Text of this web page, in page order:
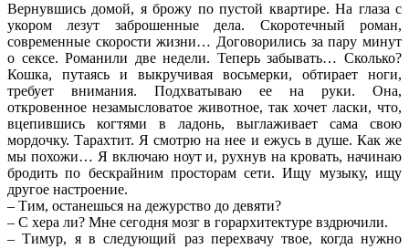
Вернувшись домой, я брожу по пустой квартире. На глаза с
укором лезут заброшенные дела. Скоротечный роман,
современные скорости жизни… Договорились за пару минут
о сексе. Романили две недели. Теперь забывать… Сколько?
Кошка, путаясь и выкручивая восьмерки, обтирает ноги,
требует внимания. Подхватываю ее на руки. Она,
откровенное незамысловатое животное, так хочет ласки, что,
вцепившись когтями в ладонь, выглаживает сама свою
мордочку. Тарахтит. Я смотрю на нее и ежусь в душе. Как же
мы похожи… Я включаю ноут и, рухнув на кровать, начинаю
бродить по бескрайним просторам сети. Ищу музыку, ищу
другое настроение.
– Тим, останешься на дежурство до девяти?
– С хера ли? Мне сегодня мозг в горархитектуре вздрючили.
– Тимур, я в следующий раз перехвачу твое, когда нужно